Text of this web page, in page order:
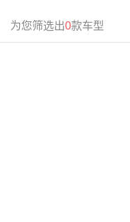
为您筛选出0款车型